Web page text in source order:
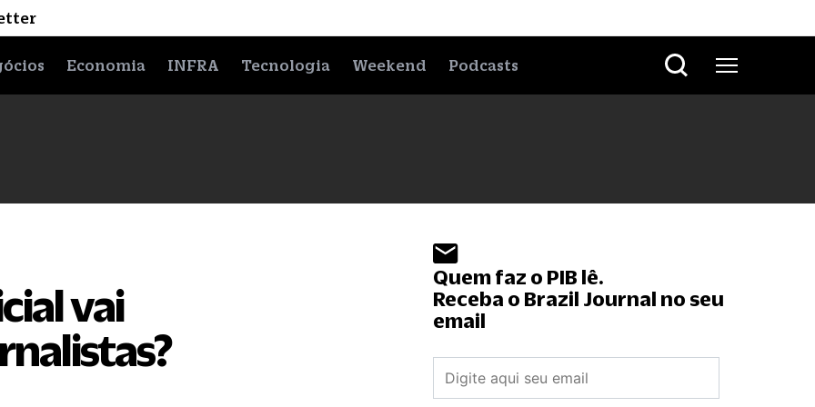
Economia INFRA Tecnologia Weekend Podcasts
vai
Quem faz o PIB lê.
Receba o Brazil Journal no seu
email